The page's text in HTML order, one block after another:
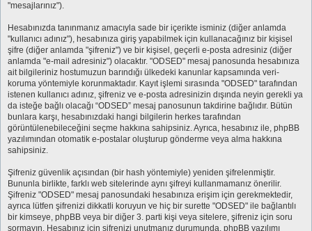
"mesajlarınız").
Hesabınızda tanınmanız amacıyla sade bir içerikte isminiz (diğer anlamda
"kullanıcı adınız"), hesabınıza giriş yapabilmek için kullanacağınız bir kişisel
şifre (diğer anlamda "şifreniz") ve bir kişisel, geçerli e-posta adresiniz (diğer
anlamda "e-mail adresiniz") olacaktır. "ODSED" mesaj panosunda hesabınıza
ait bilgileriniz hostumuzun barındığı ülkedeki kanunlar kapsamında veri-
koruma yöntemiyle korunmaktadır. Kayıt işlemi sırasında "ODSED" tarafından
istenen kullanıcı adınız, şifreniz ve e-posta adresinizin dışında neyin gerekli ya
da isteğe bağlı olacağı “ODSED” mesaj panosunun takdirine bağlıdır. Bütün
bunlara karşı, hesabınızdaki hangi bilgilerin herkes tarafından
görüntülenebileceğini seçme hakkına sahipsiniz. Ayrıca, hesabınız ile, phpBB
yazılımından otomatik e-postalar oluşturup gönderme veya alma hakkına
sahipsiniz.
Şifreniz güvenlik açısından (bir hash yöntemiyle) yeniden şifrelenmiştir.
Bununla birlikte, farklı web sitelerinde aynı şifreyi kullanmamanız önerilir.
Şifreniz "ODSED" mesaj panosundaki hesabınıza erişim için gerekmektedir,
ayrıca lütfen şifrenizi dikkatli koruyun ve hiç bir surette "ODSED" ile bağlantılı
bir kimseye, phpBB veya bir diğer 3. parti kişi veya sitelere, şifreniz için soru
sormayın. Hesabınız için şifrenizi unutmanız durumunda, phpBB yazılımı